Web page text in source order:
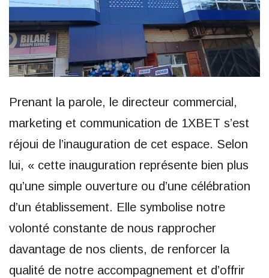
Prenant la parole, le directeur commercial,
marketing et communication de 1XBET s’est
réjoui de l’inauguration de cet espace. Selon
lui, « cette inauguration représente bien plus
qu’une simple ouverture ou d’une célébration
d’un établissement. Elle symbolise notre
volonté constante de nous rapprocher
davantage de nos clients, de renforcer la
qualité de notre accompagnement et d’offrir